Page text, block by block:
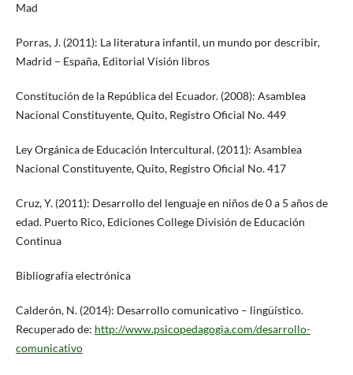
Mad
Porras, J. (2011): La literatura infantil, un mundo por describir,
Madrid – España, Editorial Visión libros
Constitución de la República del Ecuador. (2008): Asamblea
Nacional Constituyente, Quito, Registro Oficial No. 449
Ley Orgánica de Educación Intercultural. (2011): Asamblea
Nacional Constituyente, Quito, Registro Oficial No. 417
Cruz, Y. (2011): Desarrollo del lenguaje en niños de 0 a 5 años de
edad. Puerto Rico, Ediciones College División de Educación
Continua
Bibliografía electrónica
Calderón, N. (2014): Desarrollo comunicativo – lingüístico.
Recuperado de: http://www.psicopedagogia.com/desarrollo-
comunicativo